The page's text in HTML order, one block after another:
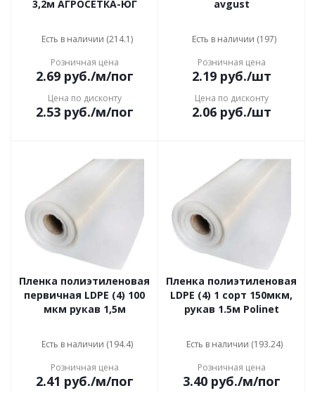
3,2м АГРОСЕТКА-ЮГ
Есть в наличии (214.1)
Розничная цена
2.69руб./м/пог
Цена по дисконту
2.53руб./м/пог
avgust
Есть в наличии (197)
Розничная цена
2.19руб./шт
Цена по дисконту
2.06руб./шт
Пленка полиэтиленовая
первичная LDPE (4) 100
мкм рукав 1,5м
Есть в наличии (194.4)
Розничная цена
2.41 руб./м/пог
Пленка полиэтиленовая
LDPE (4) 1 сорт 150мкм,
рукав 1.5м Polinet
Есть в наличии (193.24)
Розничная цена
3.40руб./м/пог